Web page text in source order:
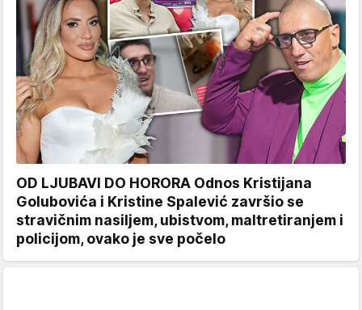
OD LJUBAVI DO HORORA Odnos Kristijana
Golubovića i Kristine Spalević završio se
stravičnim nasiljem, ubistvom, maltretiranjem i
policijom, ovako je sve počelo